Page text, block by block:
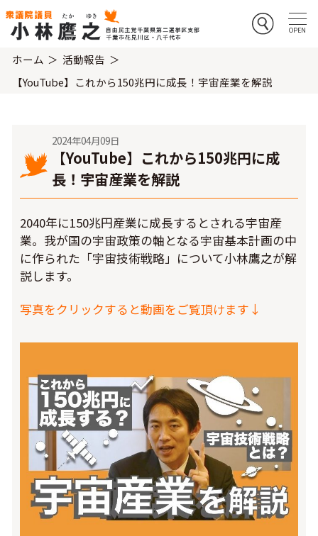
ホーム
活動報告
【YouTube】これから150兆円に成長！宇宙産業を解説
2024年04月09日
【YouTube】これから150兆円に成
長！宇宙産業を解説
2040年に150兆円産業に成長するとされる宇宙産
業。我が国の宇宙政策の軸となる宇宙基本計画の中
に作られた「宇宙技術戦略」について小林鷹之が解
説します。
写真をクリックすると動画をご覧頂けます↓